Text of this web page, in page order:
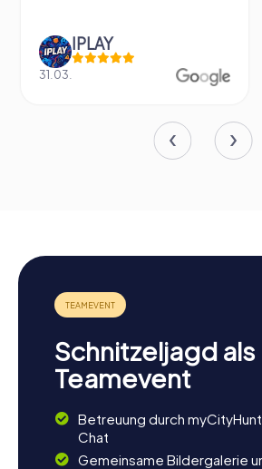
IPLAY
31.03.
Schnitzeljagd als
Teamevent
Betreuung durch
Chat
Gemeinsame Bildergalerie